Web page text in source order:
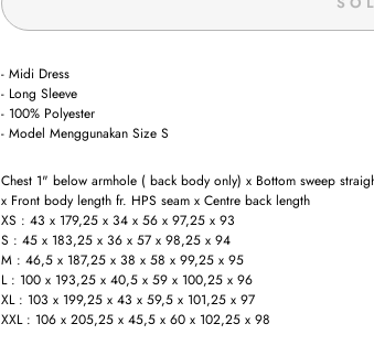
- Midi Dress
- Long Sleeve
- 100% Polyester
- Model Menggunakan Size S
Chest 1" below armhole ( back body only) x Bottom sweep
x Front body length fr. HPS seam x Centre back length
XS : 43 x 179,25 x 34 x 56 x 97,25 x 93
S : 45 x 183,25 x 36 x 57 x 98,25 x 94
M : 46,5 x 187,25 x 38 x 58 x 99,25 x 95
L : 100 x 193,25 x 40,5 x 59 x 100,25 x 96
XL : 103 x 199,25 x 43 x 59,5 x 101,25 x 97
XXL : 106 x 205,25 x 45,5 x 60 x 102,25 x 98